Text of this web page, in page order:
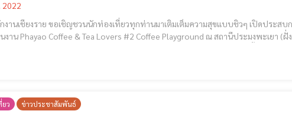
2022
านเชียงราย ขอเชิญชวนนักท่องเที่ยวทุกท่านมาเติมเต็มความสุขแบบชิวๆ เปิดประส
& Tea Lovers #2 Coffee Playground ณ สถานีประมงพะเยา (ฝั่งตะวันตก *ออกกำลังกาย) ภายในงานท่านจะได้
ยว ข่าวประชาสัมพันธ์